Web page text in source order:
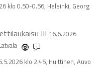
klo 0.50-0.56, Helsinki, Georg
III 16.6.2026
1
klo 2.45, Huittinen, Auvo